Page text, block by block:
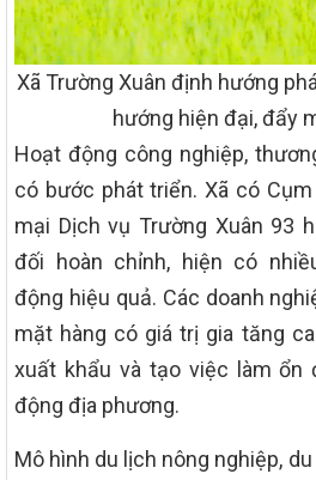
Xã Trường Xuân định hướng
hướng hiện đại, đẩy
Hoạt động công nghiệp,
có bước phát triển. Xã có
mại Dịch vụ Trường Xuân 93
đối hoàn chỉnh, hiện có
động hiệu quả. Các doanh
mặt hàng có giá trị gia tăng
xuất khẩu và tạo việc làm ổn
động địa phương.
Mô hình du lịch nông nghiệp,